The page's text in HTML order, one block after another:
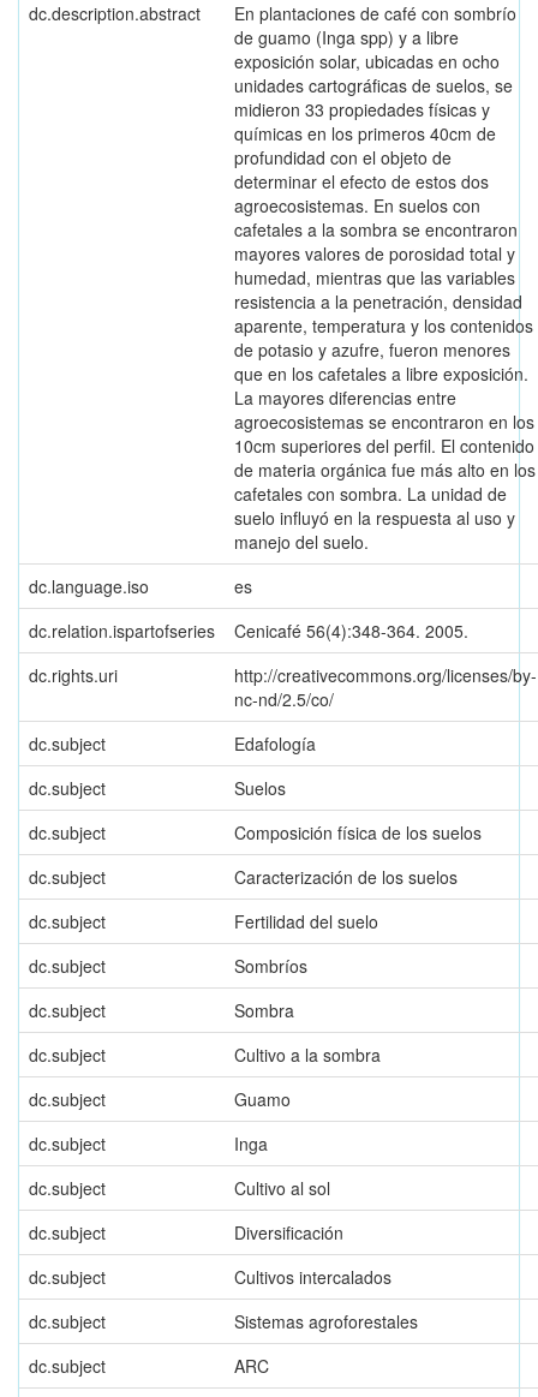
dc.description.abstract
En plantaciones de café con sombrío
de guamo (Inga spp) y a libre
exposición solar, ubicadas en ocho
unidades cartográficas de suelos, se
midieron 33 propiedades físicas y
químicas en los primeros 40cm de
profundidad con el objeto de
determinar el efecto de estos dos
agroecosistemas. En suelos con
cafetales a la sombra se encontraron
mayores valores de porosidad total y
humedad, mientras que las variables
resistencia a la penetración, densidad
aparente, temperatura y los contenidos
de potasio y azufre, fueron menores
que en los cafetales a libre exposición.
La mayores diferencias entre
agroecosistemas se encontraron en los
10cm superiores del perfil. El contenido
de materia orgánica fue más alto en los
cafetales con sombra. La unidad de
suelo influyó en la respuesta al uso y
manejo del suelo.
dc.language.iso
es
dc.relation.ispartofseries
Cenicafé 56(4):348-364. 2005.
dc.rights.uri
http://creativecommons.org/licenses/by-
nc-nd/2.5/co/
dc.subject
Edafología
dc.subject
Suelos
dc.subject
Composición física de los suelos
dc.subject
Caracterización de los suelos
dc.subject
Fertilidad del suelo
dc.subject
Sombríos
dc.subject
Sombra
dc.subject
Cultivo a la sombra
dc.subject
Guamo
dc.subject
Inga
dc.subject
Cultivo al sol
dc.subject
Diversificación
dc.subject
Cultivos intercalados
dc.subject
Sistemas agroforestales
dc.subject
ARC